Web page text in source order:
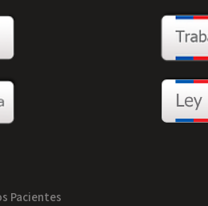
Pacientes